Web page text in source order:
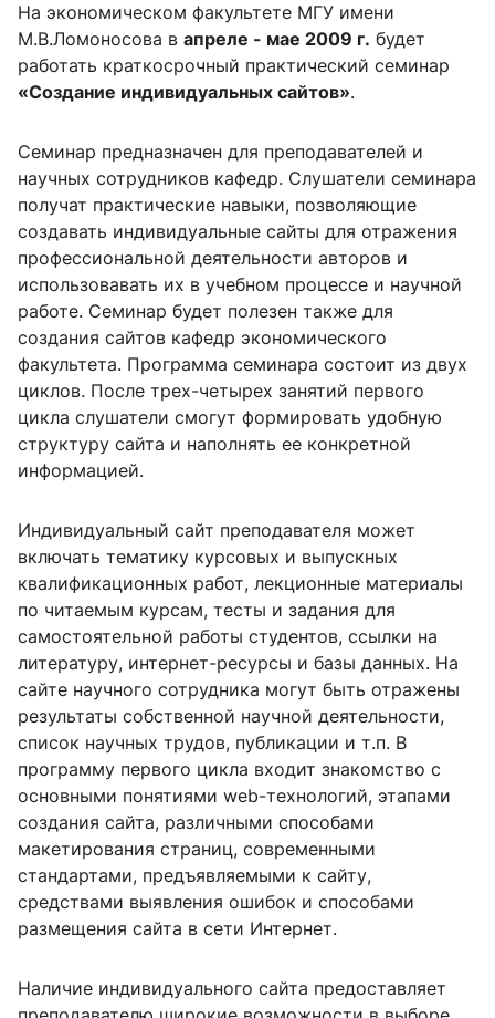
На экономическом факультете МГУ имени
М.В.Ломоносова в апреле - мае 2009 г. будет
работать краткосрочный практический семинар
«Создание индивидуальных сайтов».
Семинар предназначен для преподавателей и
научных сотрудников кафедр. Слушатели семинара
получат практические навыки, позволяющие
создавать индивидуальные сайты для отражения
профессиональной деятельности авторов и
использовавать их в учебном процессе и научной
работе. Семинар будет полезен также для
создания сайтов кафедр экономического
факультета. Программа семинара состоит из двух
циклов. После трех-четырех занятий первого
цикла слушатели смогут формировать удобную
структуру сайта и наполнять ее конкретной
информацией.
Индивидуальный сайт преподавателя может
включать тематику курсовых и выпускных
квалификационных работ, лекционные материалы
по читаемым курсам, тесты и задания для
самостоятельной работы студентов, ссылки на
литературу, интернет-ресурсы и базы данных. На
сайте научного сотрудника могут быть отражены
результаты собственной научной деятельности,
список научных трудов, публикации и т.п. В
программу первого цикла входит знакомство с
основными понятиями web-технологий, этапами
создания сайта, различными способами
макетирования страниц, современными
стандартами, предъявляемыми к сайту,
средствами выявления ошибок и способами
размещения сайта в сети Интернет.
Наличие индивидуального сайта предоставляет